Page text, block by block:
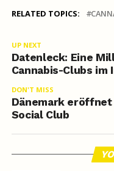
RELATED TOPICS:
UP NEXT
Datenleck: Eine
Cannabis-Clubs
DON'T MISS
Dänemark eröffnet
Social Club